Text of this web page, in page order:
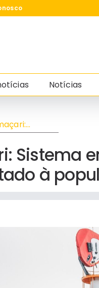
Notícias
de
população
Sistema
à